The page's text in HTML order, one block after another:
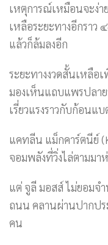
เหตุการณ์เหมือนจะง่า
เหลือระยะทางอีกราว
แล้วก็ล้มลงอีก
ระยะทางงวดสั้นเหลือ
มองเห็นแถบแพรปลา
เรี่ยวแรงราวกับก้อนแ
แคทลีน แม็กคาร์ตนีย์
จอมพลังที่วิ่งไล่ตามมา
แต่ จูลี มอสส์ ไม่ยอมจ
ถนน คลานผ่านปากปร
คน